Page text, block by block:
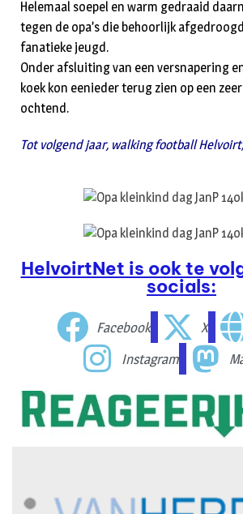
Helemaal soepel en warm gedraaid
tegen de opa’s die behoorlijk
fanatieke jeugd.
Onder afsluiting van een versnapering
koek kon eenieder terug zien op een
ochtend.
Tot volgend jaar, walking football
HelvoirtNet is ook te
socials:
Facebook X
Instagram